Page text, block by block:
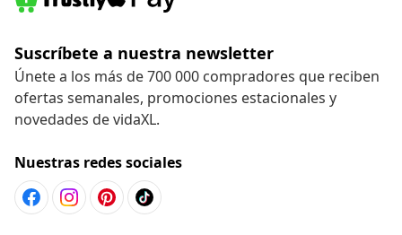
Suscríbete a nuestra newsletter
Únete a los más de 700 000 compradores que reciben
ofertas semanales, promociones estacionales y
novedades de vidaXL.
Nuestras redes sociales